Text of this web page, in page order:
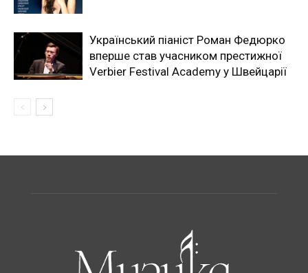
Український піаніст Роман Федюрко
вперше став учасником престижної
Verbier Festival Academy у Швейцарії